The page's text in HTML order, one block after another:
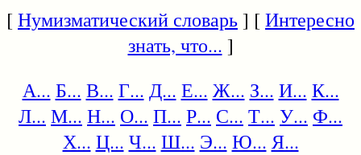
[Нумизматический словарь] [Интересно
знать, что... ]
А... Б... В... Г... Д... Е... Ж... З... И... К...
Л... М... Н... О... П... Р... С... Т... У... Ф...
Х... Ц... Ч... Ш... Э... Ю... Я...